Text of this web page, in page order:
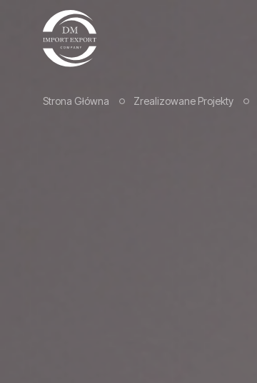
Strona Główna Zrealizowane Projekty